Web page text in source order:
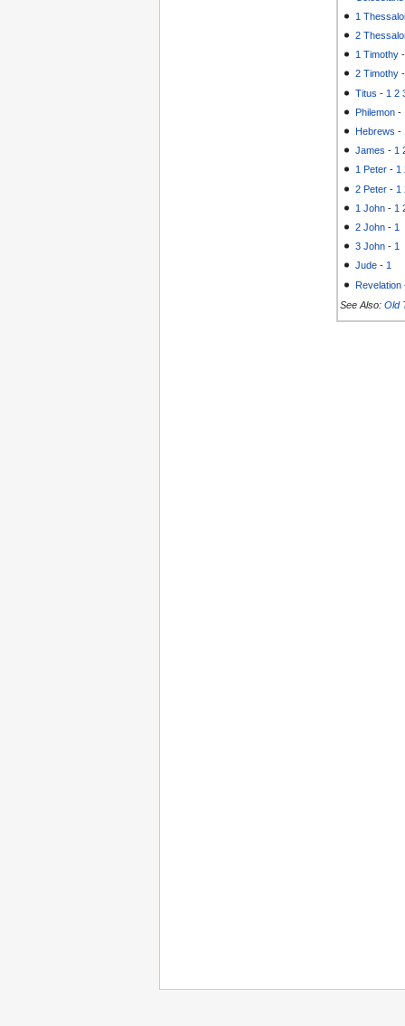
1
2
1 Timothy
2 Timothy
Titus - 1 2
Philemon -
Hebrews -
James - 1
1 Peter -1
2 Peter - 1
1 John - 1
2 John - 1
3 John - 1
Jude -1
Revelation
See Also: Old